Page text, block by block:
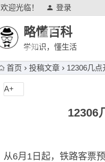
欢迎光临！ 登录
略懂百科
学知识，懂生活
首页 投稿文章 12306几点
12306
从6月1日起，铁路客票
A+